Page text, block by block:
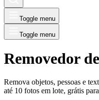
Toggle menu
Toggle menu
Removedor
Remova objetos, pessoas e
até 10 fotos em lote, grátis